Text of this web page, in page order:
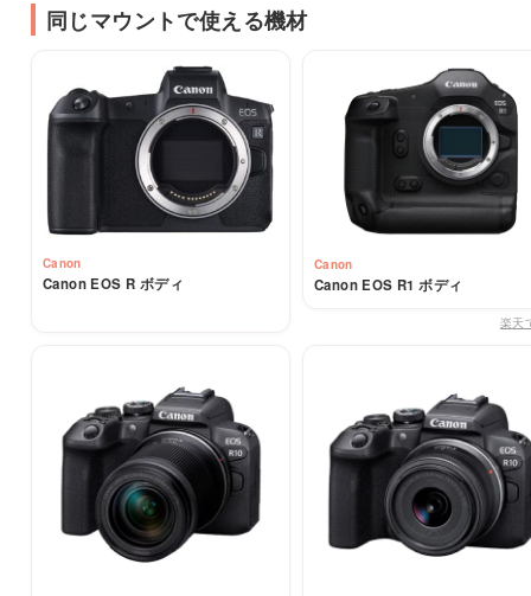
同じマウントで使える機材
Canon
Canon EOS R ボディ
Canon
Canon EOS R1 ボディ
楽天